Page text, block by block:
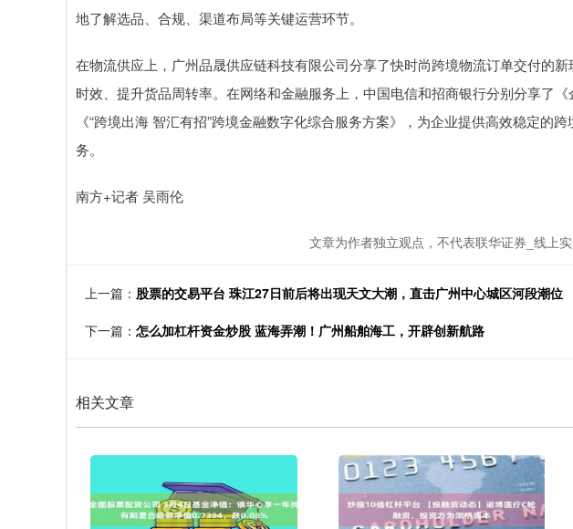
地了解选品、合规、渠道布局等关键运营环节。
在物流供应上，广州品晟供应链科技有限公司分享了快时尚跨境物流订单交付的
时效、提升货品周转率。在网络和金融服务上，中国电信和招商银行分别分享了《
《“跨境出海 智汇有招”跨境金融数字化综合服务方案》，为企业提供高效稳定的
务。
南方+记者 吴雨伦
文章为作者独立观点，不代表联华证券_线上
上一篇： 股票的交易平台 珠江27日前后将出现天文大潮，直击广州中心城区河段潮位
下一篇： 怎么加杠杆资金炒股 蓝海弄潮！广州船舶海工，开辟创新航路
相关文章